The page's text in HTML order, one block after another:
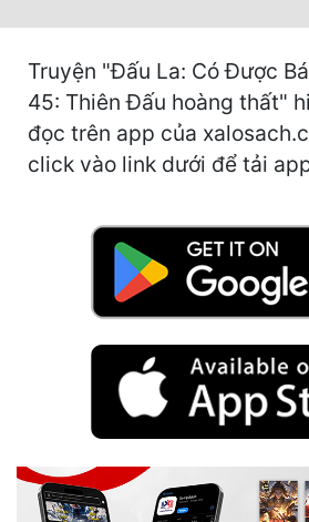
Góc Nhìn Nữ
Huyền Huyễn
Kinh Dị
Truyện "Đấu La: Có Được
45: Thiên Đấu hoàng thất"
đọc trên app của
click vào link dưới để tải